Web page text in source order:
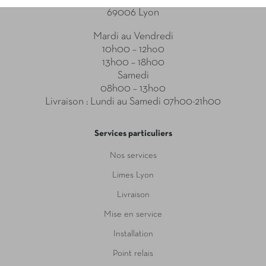
69006 Lyon
Mardi au Vendredi
10h00 – 12ho0
13h00 – 18h00
Samedi
08h00 – 13ho0
Livraison : Lundi au Samedi 07h00-21h00
Services particuliers
Nos services
Limes Lyon
Livraison
Mise en service
Installation
Point relais